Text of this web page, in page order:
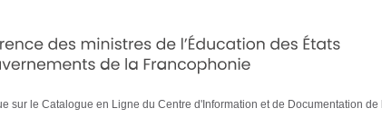
sur le Catalogue en Ligne du Centre d'Information et de Documentation